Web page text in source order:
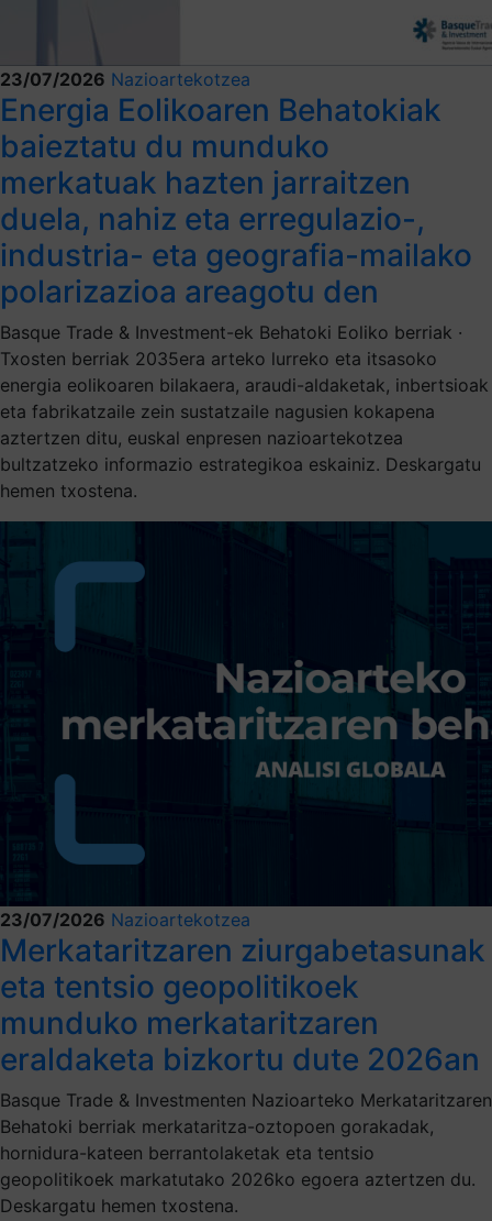
23/07/2026 Nazioartekotzea
Energia Eolikoaren Behatokiak
baieztatu du munduko
merkatuak hazten jarraitzen
duela, nahiz eta erregulazio-,
industria- eta geografia-mailako
polarizazioa areagotu den
Basque Trade & Investment-ek Behatoki Eoliko berriak ·
Txosten berriak 2035era arteko lurreko eta itsasoko
energia eolikoaren bilakaera, araudi-aldaketak, inbertsioak
eta fabrikatzaile zein sustatzaile nagusien kokapena
aztertzen ditu, euskal enpresen nazioartekotzea
bultzatzeko informazio estrategikoa eskainiz. Deskargatu
hemen txostena.
23/07/2026 Nazioartekotzea
Merkataritzaren ziurgabetasunak
eta tentsio geopolitikoek
munduko merkataritzaren
eraldaketa bizkortu dute 2026an
Basque Trade & Investmenten Nazioarteko Merkataritzaren
Behatoki berriak merkataritza-oztopoen gorakadak,
hornidura-kateen berrantolaketak eta tentsio
geopolitikoek markatutako 2026ko egoera aztertzen du.
Deskargatu hemen txostena.